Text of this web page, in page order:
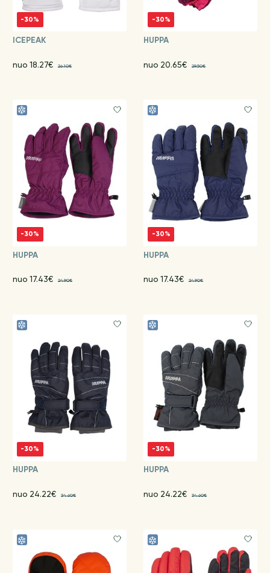
-30%
ICEPEAK
nuo 18.27€ 26.10€
-30%
HUPPA
nuo 20.65€ 29.50€
-30%
HUPPA
nuo 17.43€ 24.90€
-30%
HUPPA
nuo 17.43€ 24.90€
-30%
HUPPA
nuo 24.22€ 34.60€
-30%
HUPPA
nuo 24.22€ 34.60€